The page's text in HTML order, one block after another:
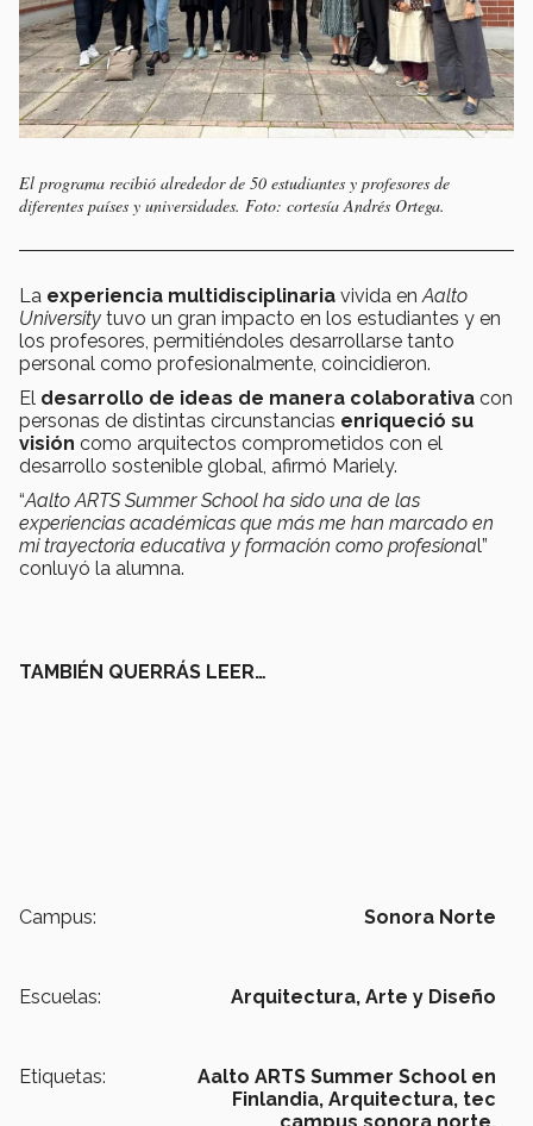
El programa recibió alrededor de 50 estudiantes y profesores de
diferentes países y universidades. Foto: cortesía Andrés Ortega.
La experiencia multidisciplinaria vivida enAalto
University tuvo un gran impacto en los estudiantes y en
los profesores, permitiéndoles desarrollarse tanto
personal como profesionalmente, coincidieron.
El desarrollo de ideas de manera colaborativa con
personas de distintas circunstancias enriqueció su
visión como arquitectos comprometidos con el
desarrollo sostenible global, afirmó Mariely.
“Aalto ARTS Summer School ha sido una de las
experiencias académicas que más me han marcado en
mi trayectoria educativa y formación como profesional”
conluyó la alumna.
TAMBIÉN QUERRÁS LEER…
Campus: Sonora Norte
Escuelas: Arquitectura, Arte y Diseño
Etiquetas:
Aalto ARTS Summer School en
Finlandia, Arquitectura, tec